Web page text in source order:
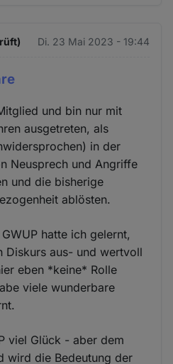
Di. 23 Mai 2023 - 19:44
und bin nur mit
ausgetreten, als
in der
Neusprech und Angriffe
und die bisherige
ablösten.
hatte ich gelernt,
Diskurs aus- und wertvoll
eben *keine* Rolle
viele wunderbare
viel Glück - aber dem
wird die Bedeutung der